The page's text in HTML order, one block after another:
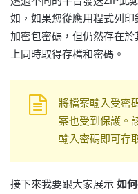
如，如果您從應用程式列
加密包密碼，但仍然存在
上同時取得存檔和密碼。
將檔案輸入受密
案也受到保護。
輸入密碼即可存
接下來我要跟大家展示 如